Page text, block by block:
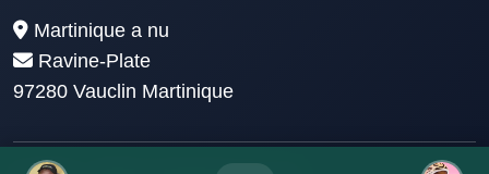
Martinique a nu
Ravine-Plate
97280 Vauclin Martinique